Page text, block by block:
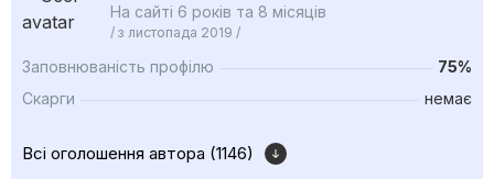
На сайті 6 років та 8 місяців
/ з листопада 2019 /
Заповнюваність профілю
75%
Скарги
немає
Всі оголошення автора (1146)